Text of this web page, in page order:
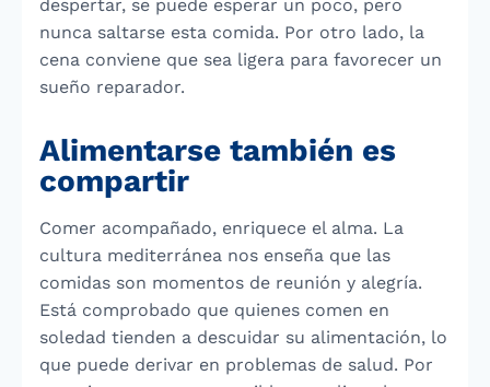
despertar, se puede esperar un poco, pero
nunca saltarse esta comida. Por otro lado, la
cena conviene que sea ligera para favorecer un
sueño reparador.
Alimentarse también es
compartir
Comer acompañado, enriquece el alma. La
cultura mediterránea nos enseña que las
comidas son momentos de reunión y alegría.
Está comprobado que quienes comen en
soledad tienden a descuidar su alimentación, lo
que puede derivar en problemas de salud. Por